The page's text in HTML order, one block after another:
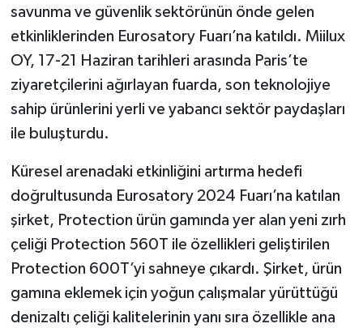
savunma ve güvenlik sektörünün önde gelen
etkinliklerinden Eurosatory Fuarı’na katıldı. Miilux
OY, 17-21 Haziran tarihleri arasında Paris’te
ziyaretçilerini ağırlayan fuarda, son teknolojiye
sahip ürünlerini yerli ve yabancı sektör paydaşları
ile buluşturdu.
Küresel arenadaki etkinliğini artırma hedefi
doğrultusunda Eurosatory 2024 Fuarı’na katılan
şirket, Protection ürün gamında yer alan yeni zırh
çeliği Protection 560T ile özellikleri geliştirilen
Protection 600T’yi sahneye çıkardı. Şirket, ürün
gamına eklemek için yoğun çalışmalar yürüttüğü
denizaltı çeliği kalitelerinin yanı sıra özellikle ana